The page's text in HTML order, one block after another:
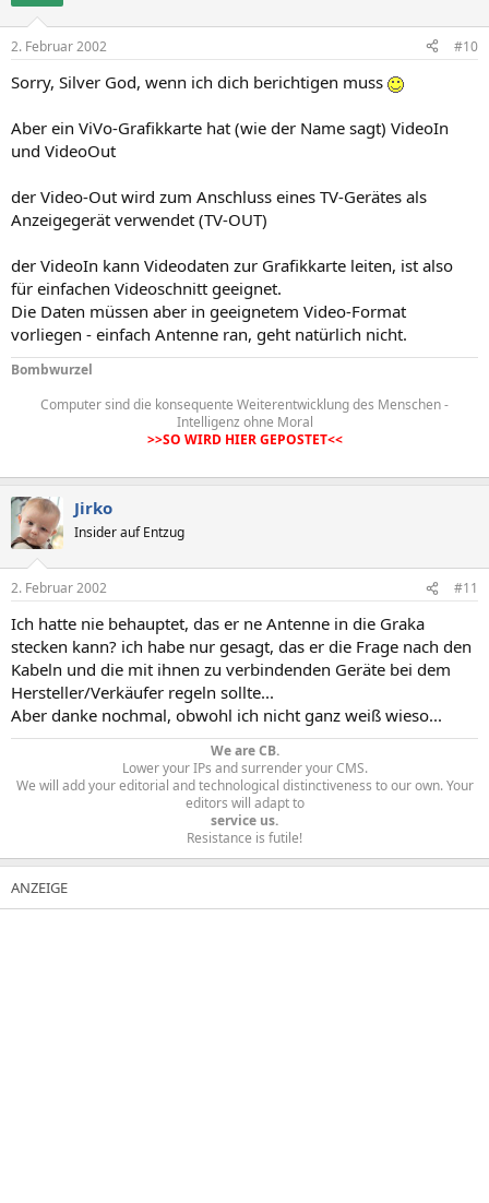
2. Februar 2002 #10
Sorry, Silver God, wenn ich dich berichtigen muss
Aber ein ViVo-Grafikkarte hat (wie der Name sagt) VideoIn
und VideoOut
der Video-Out wird zum Anschluss eines TV-Gerätes als
Anzeigegerät verwendet (TV-OUT)
der VideoIn kann Videodaten zur Grafikkarte leiten, ist also
für einfachen Videoschnitt geeignet.
Die Daten müssen aber in geeignetem Video-Format
vorliegen - einfach Antenne ran, geht natürlich nicht.
Bombwurzel
Computer sind die konsequente Weiterentwicklung des Menschen -
Intelligenz ohne Moral
>>SO WIRD HIER GEPOSTET<<
Jirko
Insider auf Entzug
2. Februar 2002 #11
Ich hatte nie behauptet, das er ne Antenne in die Graka
stecken kann? ich habe nur gesagt, das er die Frage nach den
Kabeln und die mit ihnen zu verbindenden Geräte bei dem
Hersteller/Verkäufer regeln sollte...
Aber danke nochmal, obwohl ich nicht ganz weiß wieso...
We are CB.
Lower your IPs and surrender your CMS.
We will add your editorial and technological distinctiveness to our own. Your
editors will adapt to
service us.
Resistance is futile!​